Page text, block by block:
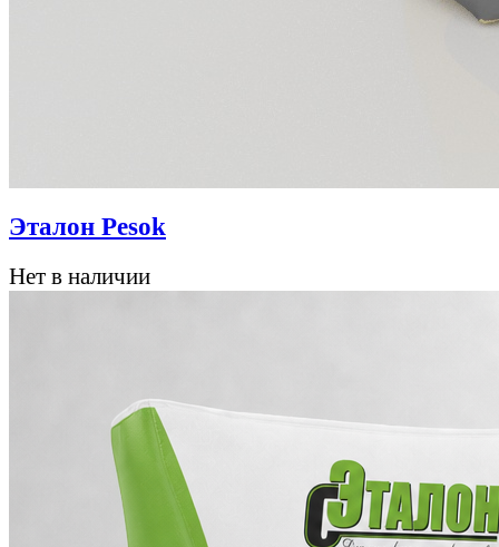
Эталон Pesok
Нет в наличии